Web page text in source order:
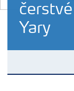
Yary